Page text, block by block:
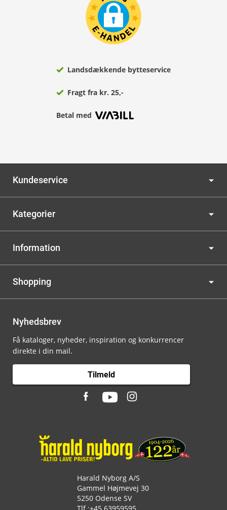
Landsdækkende bytteservice
Fragt fra kr. 25,-
Betal med
Kundeservice
Kategorier
Information
Shopping
Nyhedsbrev
Få kataloger, nyheder, inspiration og konkurrencer
direkte i din mail.
Tilmeld
Harald Nyborg A/S
Gammel Højmevej 30
5250 Odense SV